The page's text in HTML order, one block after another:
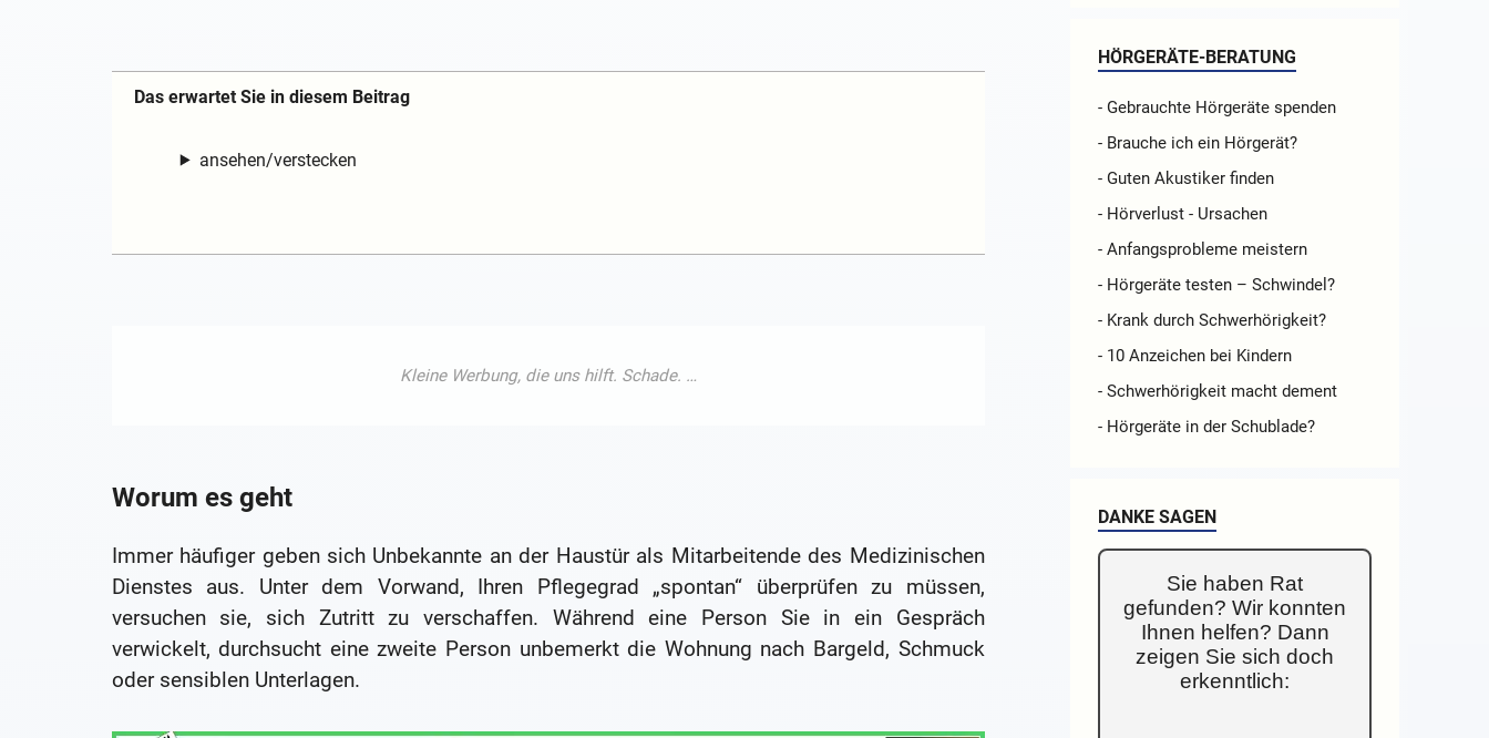
Das erwartet Sie in diesem Beitrag
ansehen/verstecken
Worum es geht
Immer häufiger geben sich Unbekannte an der Haustür als Mitarbeitende des Medizinischen
Dienstes aus. Unter dem Vorwand, Ihren Pflegegrad „spontan“ überprüfen zu müssen,
versuchen sie, sich Zutritt zu verschaffen. Während eine Person Sie in ein Gespräch
verwickelt, durchsucht eine zweite Person unbemerkt die Wohnung nach Bargeld, Schmuck
oder sensiblen Unterlagen.
HÖRGERÄTE-BERATUNG
- Gebrauchte Hörgeräte spenden
- Brauche ich ein Hörgerät?
- Guten Akustiker finden
- Hörverlust - Ursachen
- Anfangsprobleme meistern
- Hörgeräte testen – Schwindel?
- Krank durch Schwerhörigkeit?
- 10 Anzeichen bei Kindern
- Schwerhörigkeit macht dement
- Hörgeräte in der Schublade?
DANKE SAGEN
Sie haben Rat
gefunden? Wir konnten
Ihnen helfen? Dann
zeigen Sie sich doch
erkenntlich: